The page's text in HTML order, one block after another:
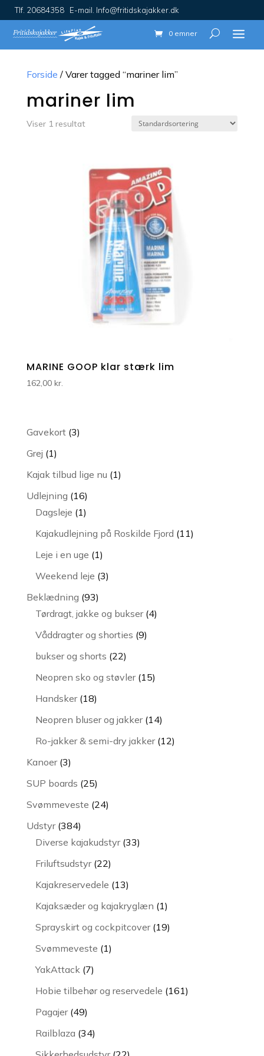
Tlf. 20684358 E-mail. Info@fritidskajakker.dk
0 emner
Forside / Varer tagged “mariner lim”
mariner lim
Viser 1 resultat
MARINE GOOP klar stærk lim
162,00 kr.
Gavekort 33
Grej 11
vare
Kajak tilbud lige nu 11
Udlejning 1616
varer
Dagsleje 11
vare
Kajakudlejning på Roskilde Fjord 1111
Leje i en uge 11
vare
Weekend leje 33
Beklædning 9393
varer
Tørdragt, jakke og bukser 44
Våddragter og shorties 99
bukser og shorts 2222
varer
Neopren sko og støvler 1515
Handsker 1818
Neopren bluser og jakker 1414
varer
Ro-jakker & semi-dry jakker 1212
Kanoer 33
varer
SUP boards 2525
varer
Svømmeveste 2424
Udstyr 384384
varer
Diverse kajakudstyr 3333
Friluftsudstyr 2222
varer
Kajakreservedele 1313
varer
Kajaksæder og kajakryglæn 11
vare
Sprayskirt og cockpitcover 1919
Svømmeveste 11
YakAttack 77
Hobie tilbehør og reservedele 161161
Pagajer 4949
varer
Railblaza 3434
varer